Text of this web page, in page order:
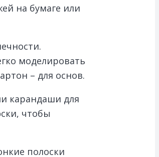
на бумаге или
моделировать
– для основ.
карандаши для
чтобы
полоски